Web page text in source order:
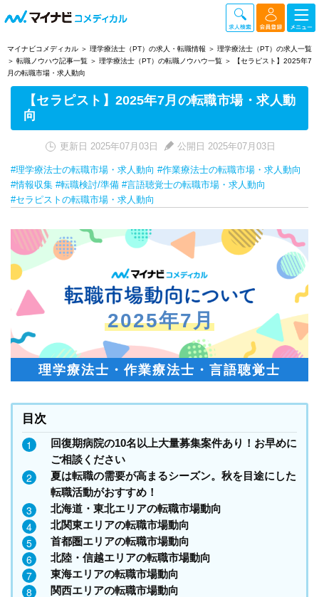
マイナビコメディカル 理学療法士（PT）の求人・転職情報
理学療法士（PT）の求人一覧
転職ノウハウ記事一覧
理学療法士（PT）の転職ノウハウ一覧
【セラピスト】2025年7
月の転職市場・求人動向
【セラピスト】2025年7月の転職市場・求人動
向
更新日 2025年07月03日 公開日 2025年07月03日
#理学療法士の転職市場・求人動向 #作業療法士の転職市場・求人動向
#情報収集 #転職検討/準備 #言語聴覚士の転職市場・求人動向
#セラピストの転職市場・求人動向
2025年7月
理学療法士・作業療法士・言語聴覚士
目次
回復期病院の10名以上大量募集案件あり！お早めに
ご相談ください
夏は転職の需要が高まるシーズン。秋を目途にした
転職活動がおすすめ！
北海道・東北エリアの転職市場動向
北関東エリアの転職市場動向
首都圏エリアの転職市場動向
北陸・信越エリアの転職市場動向
東海エリアの転職市場動向
関西エリアの転職市場動向